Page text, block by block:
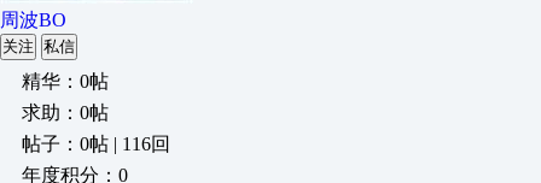
周波BO
关注 私信
精华：0帖
求助：0帖
帖子：0帖 | 116回
年度积分：0